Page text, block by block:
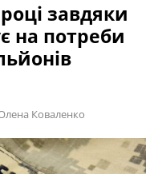
завдяки
на потреби
Коваленко